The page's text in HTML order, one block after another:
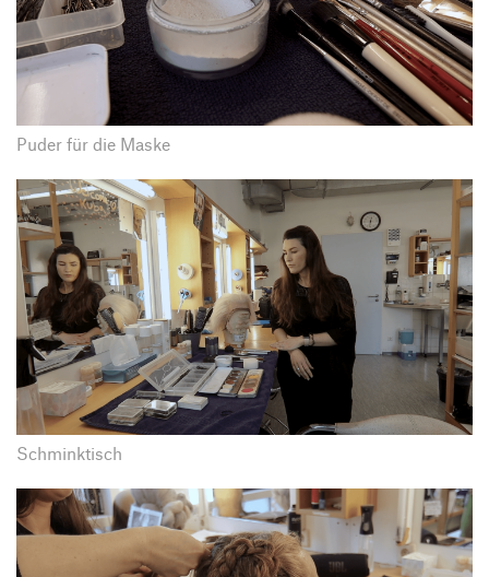
Puder für die Maske
Schminktisch